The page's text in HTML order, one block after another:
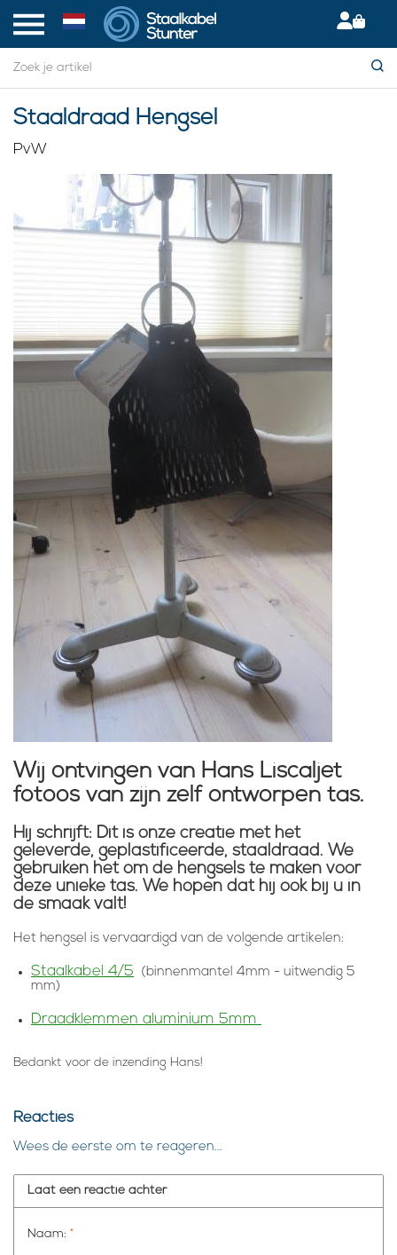
Staaldraad Hengsel
PvW
Wij ontvingen van Hans Liscaljet
fotoos van zijn zelf ontworpen tas.
Hij schrijft: Dit is onze creatie met het
geleverde, geplastificeerde, staaldraad. We
gebruiken het om de hengsels te maken voor
deze unieke tas. We hopen dat hij ook bij u in
de smaak valt!
Het hengsel is vervaardigd van de volgende artikelen:
Staalkabel 4/5 (binnenmantel 4mm - uitwendig 5
mm)
Draadklemmen aluminium 5mm
Bedankt voor de inzending Hans!
Reacties
Wees de eerste om te reageren...
Laat een reactie achter
Naam: *